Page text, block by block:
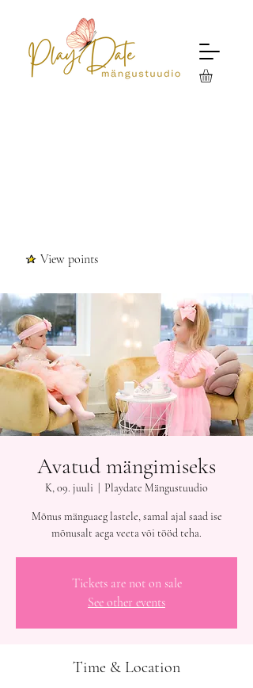
View points
Avatud mängimiseks
K, 09. juuli Playdate Mängustuudio
Mõnus mänguaeg lastele, samal ajal saad ise
mõnusalt aega veeta või tööd teha.
Tickets are not on sale
See other events
Time & Location